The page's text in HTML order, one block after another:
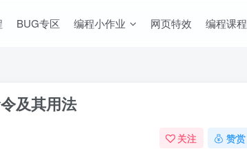
BUG专区 编程小作业 网页特效 编程课程
及其用法
关注 赞赏